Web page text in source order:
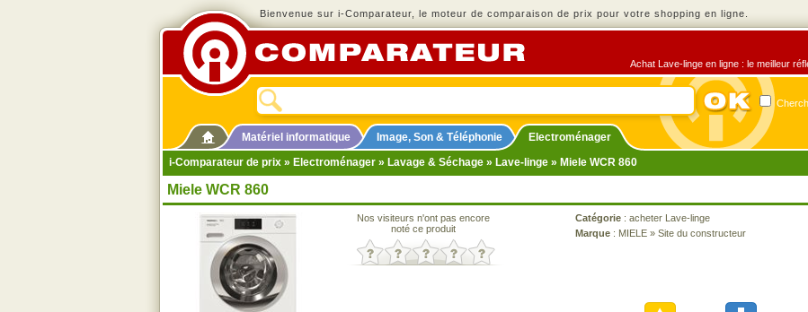
Bienvenue sur i-Comparateur, le moteur de comparaison de prix pour votre shopping en ligne.
Achat Lave-linge en ligne : le meilleur
Matériel informatique Image, Son & Téléphonie
Electroménager
i-Comparateur de prix » Electroménager » Lavage & Séchage » Lave-linge » Miele WCR 860
Miele WCR 860
Nos visiteurs n'ont pas encore
noté ce produit
Catégorie : acheter Lave-linge
Marque : MIELE » Site du constructeur